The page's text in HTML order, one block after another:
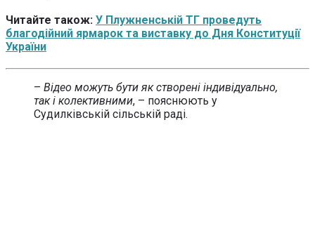
Читайте також: У Плужненській ТГ проведуть
благодійний ярмарок та виставку до Дня Конституції
України
– Відео можуть бути як створені індивідуально,
так і колективними, – пояснюють у
Судилківській сільській раді.